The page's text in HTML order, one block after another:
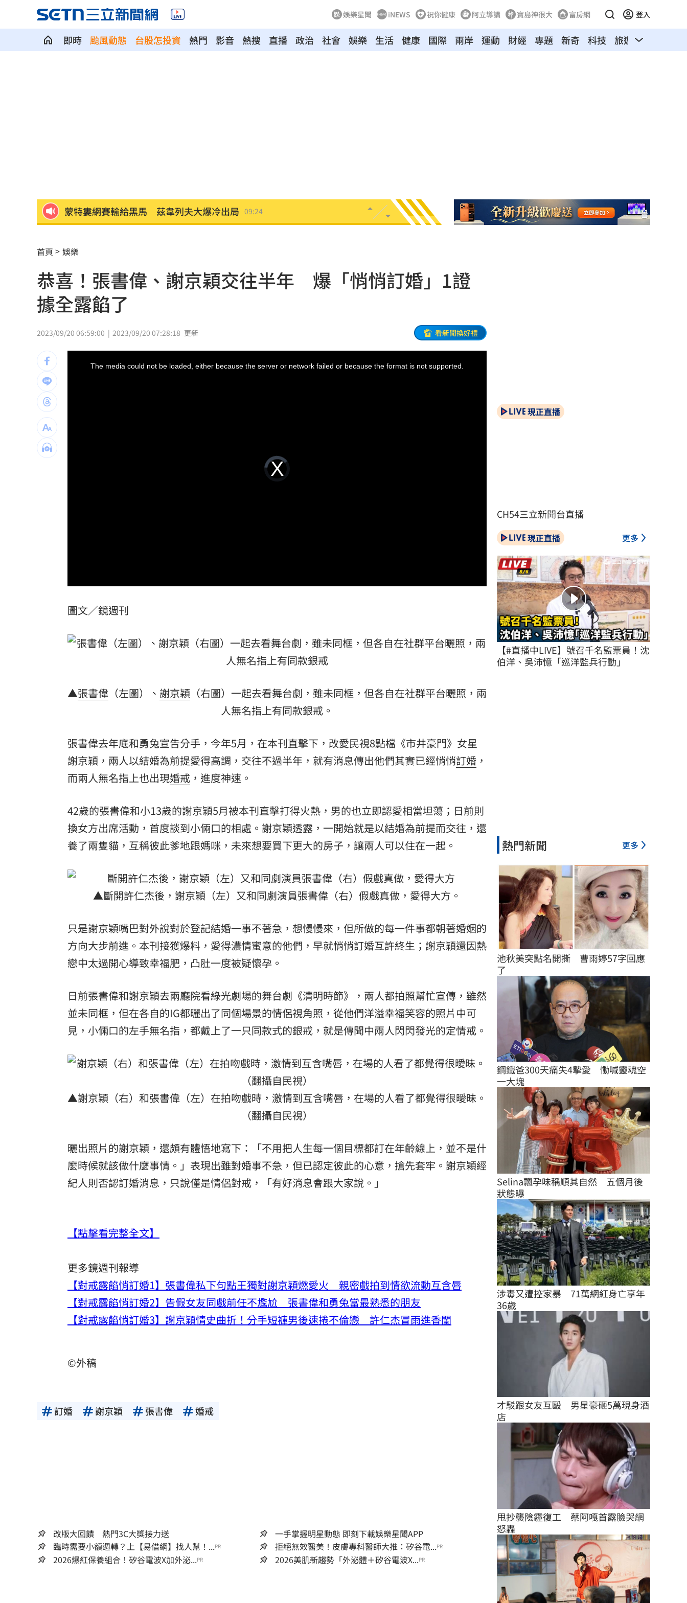
娛樂星聞 iNEWS 祝你健康 阿立導讀 寶島神很大 富房網 登入
即時 颱風動態 台股怎投資 熱門 影音 熱搜 直播 政治 社會 娛樂 生活 健康 國際 兩岸 運動 財經 專題 新奇 科技 旅遊 汽車
永慶不動產爆違反個資法！士院裁定交保 09:20
國安基金持股名單一次看 它成最大功臣
嫁龜梨和也首亮相！田中美奈實辣挺孕肚 09:15
「創意私房」陳老師偷拍！更一審改判輕刑
獨／雙親苦等近3年 遭殺資優兒有全名了
口腔癌友拔全牙 悔嘆：現在吃得像餿水 09:10
LIVE三立+24小時直播 15:27
三立iNEWS新聞台線上直播
市場到酒場料理！可果美蕃茄醬創無限可能
父親節送會拉筋的按摩椅 爸爸「筋歡喜」 18:00
罕病博士彭士齊 輪椅上的生命覺醒！ 11:00
首頁 娛樂
恭喜！張書偉、謝京穎交往半年 爆「悄悄訂婚」1證
據全露餡了
2023/09/20 06:59:00 2023/09/20 07:28:18 更新 看新聞換好禮
Video
Player
loading.
The media could not be loaded, either because the server or network failed or because the format is not supported.
圖文／鏡週刊
▲張書偉 （左圖）、 謝京穎 （右圖）一起去看舞台劇，雖未同框，但各自在社群平台曬照，兩
人無名指上有同款銀戒。
張書偉去年底和勇兔宣告分手，今年5月，在本刊直擊下，改愛民視8點檔《市井豪門》女星
謝京穎，兩人以結婚為前提愛得高調，交往不過半年，就有消息傳出他們其實已經悄悄訂婚 ，
而兩人無名指上也出現婚戒 ，進度神速。
42歲的張書偉和小13歲的謝京穎5月被本刊直擊打得火熱，男的也立即認愛相當坦蕩；日前則
換女方出席活動，首度談到小倆口的相處。謝京穎透露，一開始就是以結婚為前提而交往，還
養了兩隻貓，互稱彼此爹地跟媽咪，未來想要買下更大的房子，讓兩人可以住在一起。
▲斷開許仁杰後，謝京穎（左）又和同劇演員張書偉（右）假戲真做，愛得大方。
只是謝京穎嘴巴對外說對於登記結婚一事不著急，想慢慢來，但所做的每一件事都朝著婚姻的
方向大步前進。本刊接獲爆料，愛得濃情蜜意的他們，早就悄悄訂婚互許終生；謝京穎還因熱
戀中太過開心導致幸福肥，凸肚一度被疑懷孕。
日前張書偉和謝京穎去兩廳院看綠光劇場的舞台劇《清明時節》，兩人都拍照幫忙宣傳，雖然
並未同框，但在各自的IG都曬出了同個場景的情侶視角照，從他們洋溢幸福笑容的照片中可
見，小倆口的左手無名指，都戴上了一只同款式的銀戒，就是傳聞中兩人閃閃發光的定情戒。
▲謝京穎（右）和張書偉（左）在拍吻戲時，激情到互含嘴唇，在場的人看了都覺得很曖昧。
（翻攝自民視）
曬出照片的謝京穎，還頗有體悟地寫下：「不用把人生每一個目標都訂在年齡線上，並不是什
麼時候就該做什麼事情。」表現出雖對婚事不急，但已認定彼此的心意，搶先套牢。謝京穎經
紀人則否認訂婚消息，只說僅是情侶對戒，「有好消息會跟大家說。」
【點擊看完整全文】
更多鏡週刊報導
【對戒露餡悄訂婚1】張書偉私下句點王獨對謝京穎燃愛火 親密戲拍到情欲流動互含唇
【對戒露餡悄訂婚2】告假女友同戲前任不尷尬 張書偉和勇兔當最熟悉的朋友
【對戒露餡悄訂婚3】謝京穎情史曲折！分手短褲男後速捲不倫戀 許仁杰冒雨進香閨
©外稿
訂婚 謝京穎 張書偉 婚戒
改版大回饋 熱門3C大獎接力送
一手掌握明星動態 即刻下載娛樂星聞APP
臨時需要小額週轉？上【易借網】找人幫！...PR 拒絕無效醫美！皮膚專科醫師大推：矽谷電...PR
2026爆紅保養組合！矽谷電波X加外泌...PR 2026美肌新趨勢「外泌體＋矽谷電波X...PR
現正直播
CH54三立新聞台直播
現正直播 更多
【#直播中LIVE】號召千名監票員！沈
伯洋、吳沛憶「巡洋監兵行動」
熱門新聞 更多
池秋美突點名開撕　曹雨婷57字回應
了
鋼鐵爸300天痛失4摯愛　慟喊靈魂空
一大塊
Selina飄孕味稱順其自然　五個月後
狀態曝
涉毒又遭控家暴　71萬網紅身亡享年
36歲
才駁跟女友互毆　男星豪砸5萬現身酒
店
甩抄襲陰霾復工　蔡阿嘎首露臉哭網
怒轟